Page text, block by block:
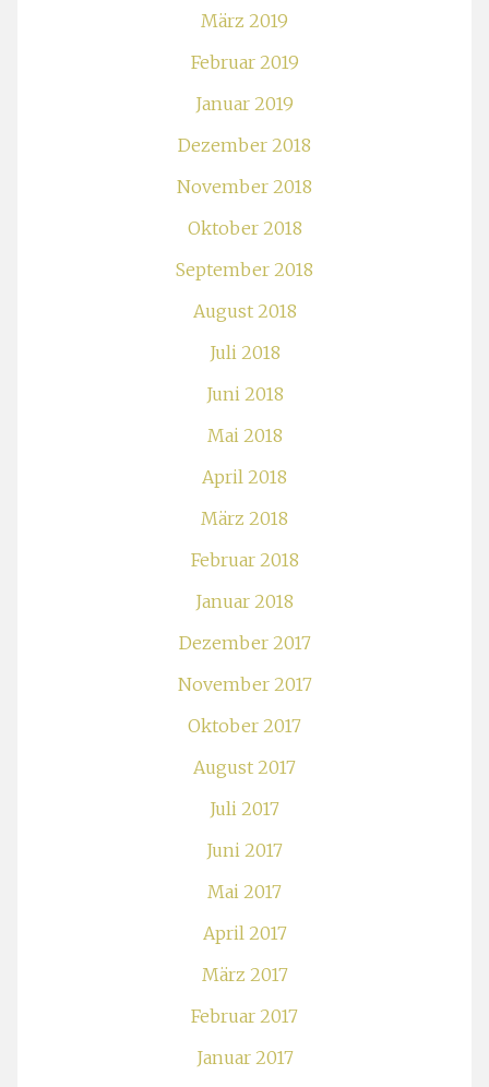
März 2019
Februar 2019
Januar 2019
Dezember 2018
November 2018
Oktober 2018
September 2018
August 2018
Juli 2018
Juni 2018
Mai 2018
April 2018
März 2018
Februar 2018
Januar 2018
Dezember 2017
November 2017
Oktober 2017
August 2017
Juli 2017
Juni 2017
Mai 2017
April 2017
März 2017
Februar 2017
Januar 2017